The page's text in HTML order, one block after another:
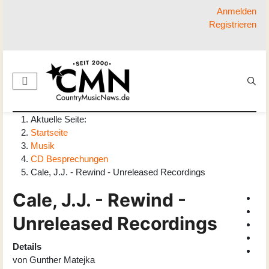
Anmelden
Registrieren
Aktuelle Seite:
Startseite
Musik
CD Besprechungen
Cale, J.J. - Rewind - Unreleased Recordings
Cale, J.J. - Rewind -
Unreleased Recordings
Details
von Gunther Matejka